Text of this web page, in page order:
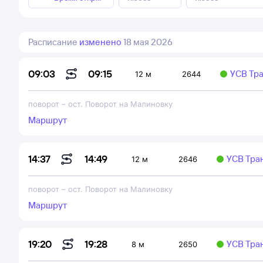
Расписание изменено 18 мая 2026
09:03 09:15 12 м 2644 УСВ
поворот – ост. Поворот на Малиновку
Маршрут
14:37 14:49 12 м 2646 УСВ
поворот – ост. Поворот на Малиновку
Маршрут
19:20 19:28 8 м 2650 УСВ